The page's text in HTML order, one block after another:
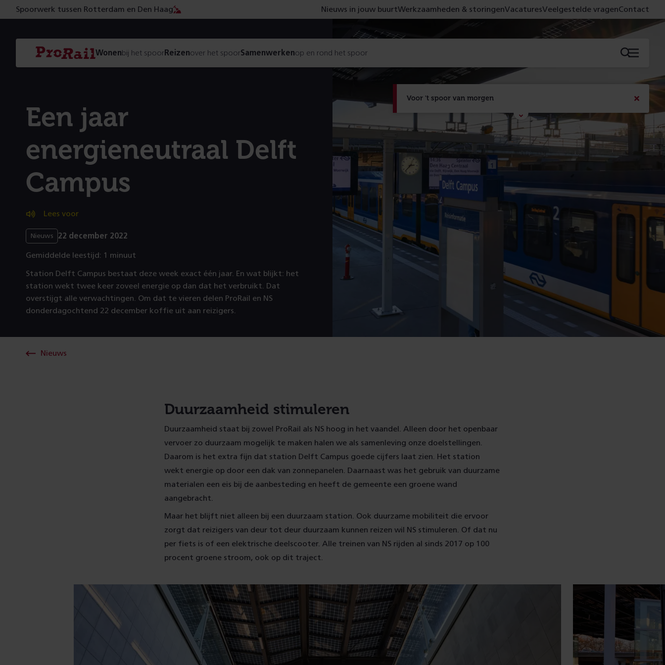
Voor 't spoor van morgen
Met de campagne 'Voor 't spoor naar morgen' laten
we zien wat er vandaag gebeurt en wat dat -
figuurlijk gezien - morgen oplevert.
Lees meer
sluiten
Spoorwerk tussen Rotterdam en Den Haag Nieuws in jouw buurtWerkzaamheden & storingenVacaturesVeelgestelde vragenContact
Navigatie
Homepage
ProRail
Wonenbij het spoorReizenover het spoorSamenwerkenop en rond het spoor Menu
Een jaar
energieneutraal Delft
Campus
Lees voor
Nieuws 22 december 2022
Gemiddelde leestijd: 1 minuut
Station Delft Campus bestaat deze week exact één jaar. En wat blijkt: het
station wekt twee keer zoveel energie op dan dat het verbruikt. Dat
overstijgt alle verwachtingen. Om dat te vieren delen ProRail en NS
donderdagochtend 22 december koffie uit aan reizigers.
Nieuws
Duurzaamheid stimuleren
Duurzaamheid staat bij zowel ProRail als NS hoog in het vaandel. Alleen door het openbaar
vervoer zo duurzaam mogelijk te maken halen we als samenleving onze doelstellingen.
Daarom is het extra fijn dat station Delft Campus goede cijfers laat zien. Het station
wekt energie op door een dak van zonnepanelen. Daarnaast was het gebruik van duurzame
materialen een eis bij de aanbesteding en heeft de gemeente een groene wand
aangebracht.
Maar het blijft niet alleen bij een duurzaam station. Ook duurzame mobiliteit die ervoor
zorgt dat reizigers van deur tot deur duurzaam kunnen reizen wil NS stimuleren. Of dat nu
per fiets is of een elektrische deelscooter. Alle treinen van NS rijden al sinds 2017 op 100
procent groene stroom, ook op dit traject.